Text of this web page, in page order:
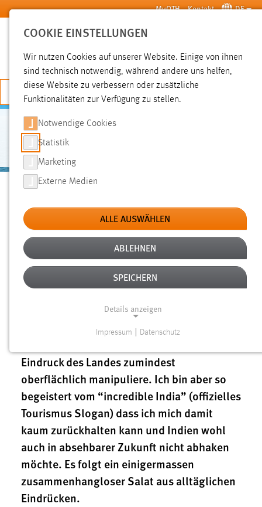
Zum Hauptinhalt springen MyOTH Kontakt DE
SUCHE
JETZT BEWERBEN
AUSLANDSBLOG ZUGVÖGEL
Sie sind hier:
International Wege ins Ausland
BEITRÄGE UNSERER „ZUGVÖGEL“
EIN BISSCHEN VON ALLEM
Es ist keine leichte Übung Indien zu
beschreiben und vielleicht sollte ich das
Eindruck des Landes zumindest
oberflächlich manipuliere. Ich bin aber so
begeistert vom “incredible India” (offizielles
Tourismus Slogan) dass ich mich damit
kaum zurückhalten kann und Indien wohl
auch in absehbarer Zukunft nicht abhaken
möchte. Es folgt ein einigermassen
zusammenhangloser Salat aus alltäglichen
Eindrücken.
COOKIE EINSTELLUNGEN
Wir nutzen Cookies auf unserer Website. Einige von ihnen
sind technisch notwendig, während andere uns helfen,
diese Website zu verbessern oder zusätzliche
Funktionalitäten zur Verfügung zu stellen.
Notwendige Cookies
Statistik
Marketing
Externe Medien
ALLE AUSWÄHLEN
ABLEHNEN
SPEICHERN
Details anzeigen
Notwendige Cookies ermöglichen grundlegende
Funktionen und sind für die einwandfreie Funktion der
Einverständnis
Name:
cookie_consent
Dieser Cookie speichert die ausgewählten Einverständnis-
Optionen des Benutzers
Impressum Datenschutz